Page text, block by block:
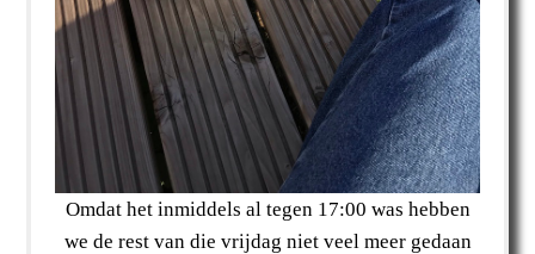
Omdat het inmiddels al tegen 17:00 was hebben
we de rest van die vrijdag niet veel meer gedaan